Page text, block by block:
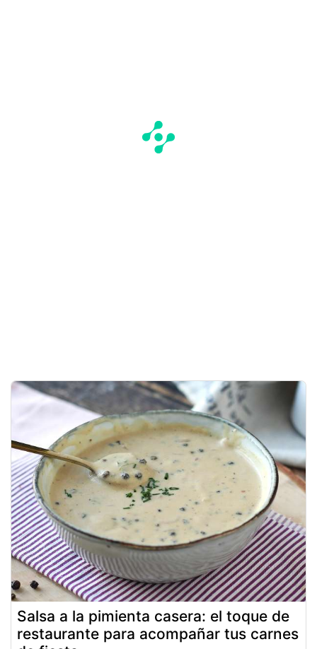
Salsa a la pimienta casera: el toque de
restaurante para acompañar tus carnes